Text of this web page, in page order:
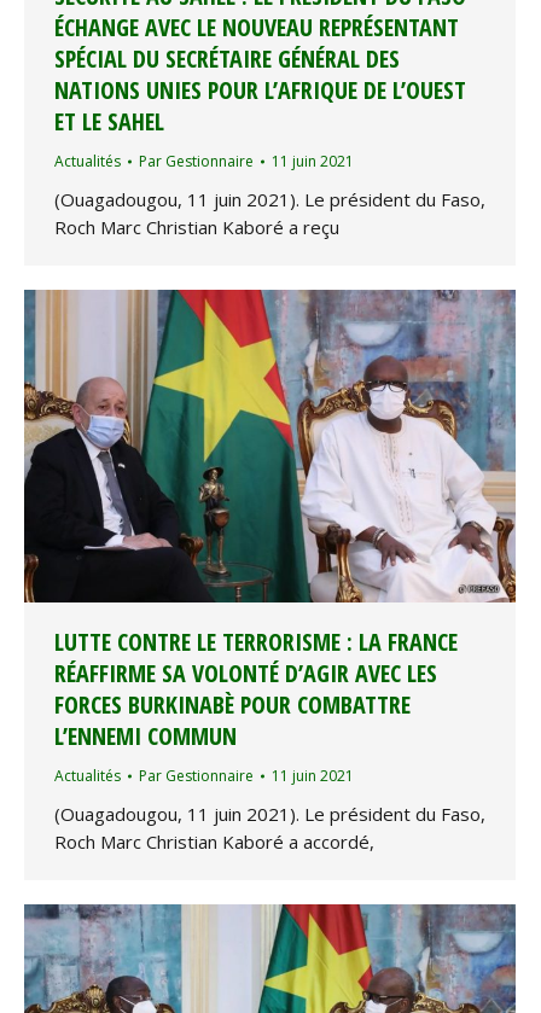
ÉCHANGE AVEC LE NOUVEAU REPRÉSENTANT
SPÉCIAL DU SECRÉTAIRE GÉNÉRAL DES
NATIONS UNIES POUR L’AFRIQUE DE L’OUEST
ET LE SAHEL
Actualités Par Gestionnaire 11 juin 2021
(Ouagadougou, 11 juin 2021). Le président du Faso,
Roch Marc Christian Kaboré a reçu
LUTTE CONTRE LE TERRORISME : LA FRANCE
RÉAFFIRME SA VOLONTÉ D’AGIR AVEC LES
FORCES BURKINABÈ POUR COMBATTRE
L’ENNEMI COMMUN
Actualités Par Gestionnaire 11 juin 2021
(Ouagadougou, 11 juin 2021). Le président du Faso,
Roch Marc Christian Kaboré a accordé,